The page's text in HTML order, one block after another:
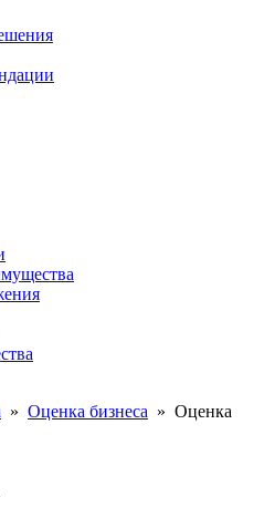
» Оценка бизнеса » Оценка